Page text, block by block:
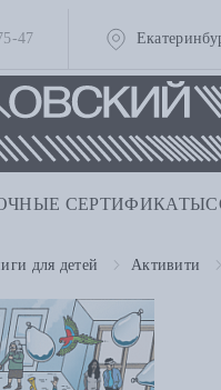
47
СЕРТИФИКАТЫ
для детей Активити